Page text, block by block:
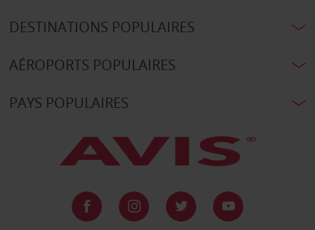
DESTINATIONS POPULAIRES
AÉROPORTS POPULAIRES
PAYS POPULAIRES